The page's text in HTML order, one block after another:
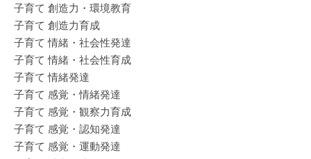
子育て 創造力・環境教育
子育て 創造力育成
子育て 情緒・社会性発達
子育て 情緒・社会性育成
子育て 情緒発達
子育て 感覚・情緒発達
子育て 感覚・観察力育成
子育て 感覚・認知発達
子育て 感覚・運動発達